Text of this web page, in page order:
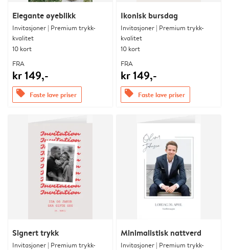
Elegante øyeblikk
Invitasjoner | Premium trykk-
kvalitet
10 kort
FRA
kr 149,-
offers Faste lave priser
Ikonisk bursdag
Invitasjoner | Premium trykk-
kvalitet
10 kort
FRA
kr 149,-
offers Faste lave priser
Signert trykk
Invitasjoner | Premium trykk-
Minimalistisk nattverd
Invitasjoner | Premium trykk-